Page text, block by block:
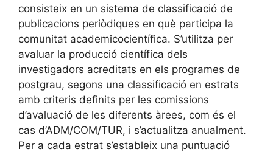
consisteix en un sistema de classificació de
publicacions periòdiques en què participa la
comunitat academicocientífica. S’utilitza per
avaluar la producció científica dels
investigadors acreditats en els programes de
postgrau, segons una classificació en estrats
amb criteris definits per les comissions
d’avaluació de les diferents àrees, com és el
cas d’ADM/COM/TUR, i s’actualitza anualment.
Per a cada estrat s’estableix una puntuació